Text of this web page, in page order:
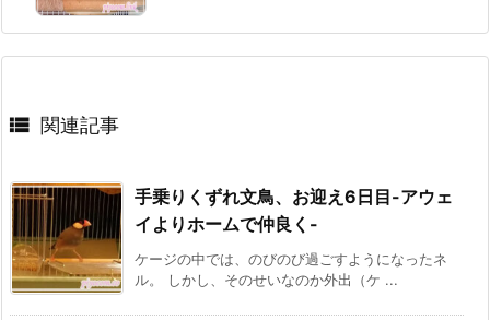
 関連記事
手乗りくずれ文鳥、お迎え6日目-アウェ
イよりホームで仲良く-
ケージの中では、のびのび過ごすようになったネ
ル。 しかし、そのせいなのか外出（ケ ...